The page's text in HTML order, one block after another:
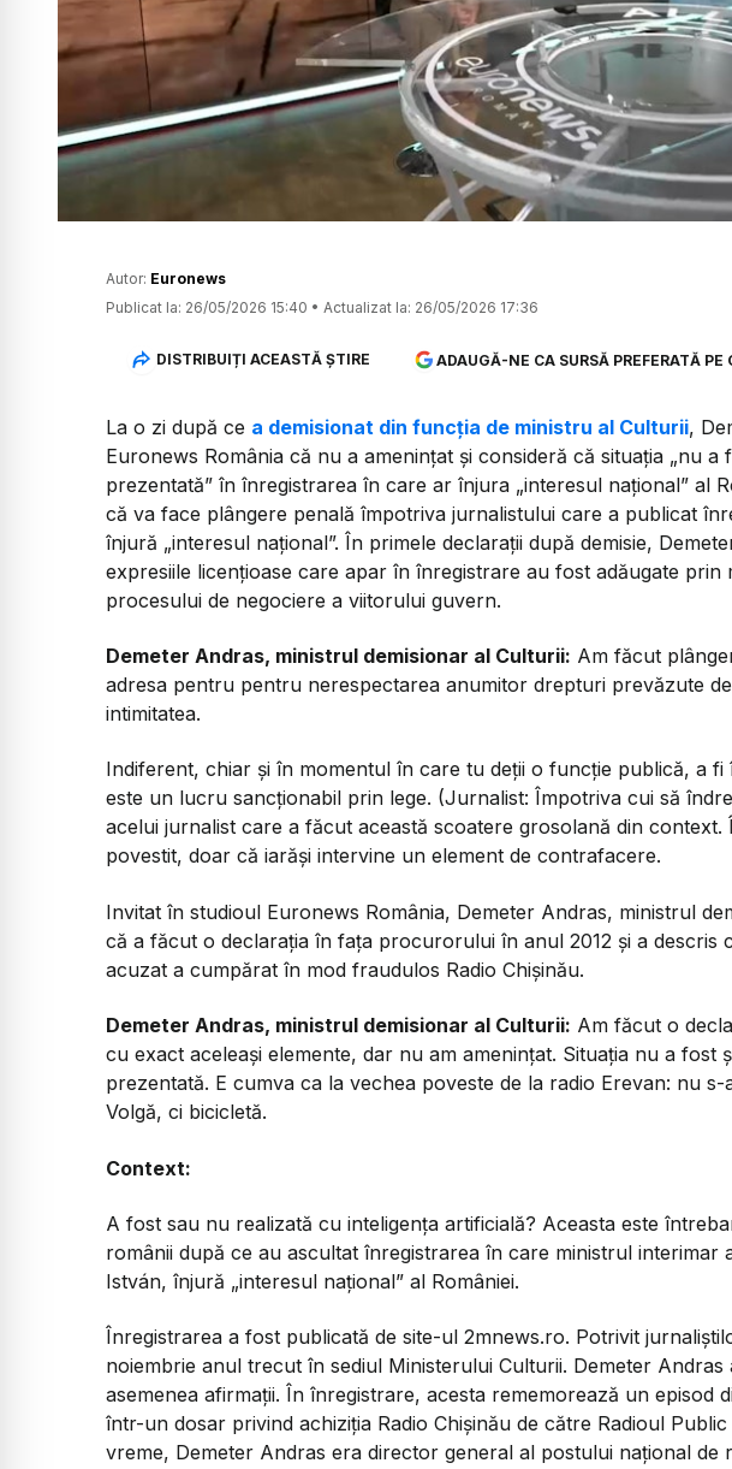
Autor: Euronews
Publicat la: 26/05/2026 15:40 • Actualizat la: 26/05/2026 17:36
DISTRIBUIȚI ACEASTĂ ȘTIRE ADAUGĂ-NE CA SURSĂ PREFERATĂ PE
La o zi după ce a demisionat din funcția de ministru al Culturii,
Euronews România că nu a amenințat și consideră că situația „nu
prezentată” în înregistrarea în care ar înjura „interesul național” al
că va face plângere penală împotriva jurnalistului care a publicat
înjură „interesul național”. În primele declarații după demisie,
expresiile licențioase care apar în înregistrare au fost adăugate prin
procesului de negociere a viitorului guvern.
Demeter Andras, ministrul demisionar al Culturii: Am făcut
adresa pentru pentru nerespectarea anumitor drepturi prevăzute
intimitatea.
Indiferent, chiar și în momentul în care tu deții o funcție publică, a
este un lucru sancționabil prin lege. (Jurnalist: Împotriva cui să
acelui jurnalist care a făcut această scoatere grosolană din
povestit, doar că iarăși intervine un element de contrafacere.
Invitat în studioul Euronews România, Demeter Andras, ministrul
că a făcut o declarația în fața procurorului în anul 2012 și a descris
acuzat a cumpărat în mod fraudulos Radio Chișinău.
Demeter Andras, ministrul demisionar al Culturii: Am făcut o
cu exact aceleași elemente, dar nu am amenințat. Situația nu a fost
prezentată. E cumva ca la vechea poveste de la radio Erevan: nu
Volgă, ci bicicletă.
Context:
A fost sau nu realizată cu inteligența artificială? Aceasta este
românii după ce au ascultat înregistrarea în care ministrul interimar
István, înjură „interesul național” al României.
Înregistrarea a fost publicată de site-ul 2mnews.ro. Potrivit
noiembrie anul trecut în sediul Ministerului Culturii. Demeter
asemenea afirmații. În înregistrare, acesta rememorează un episod
într-un dosar privind achiziția Radio Chișinău de către Radioul Public
vreme, Demeter Andras era director general al postului național de